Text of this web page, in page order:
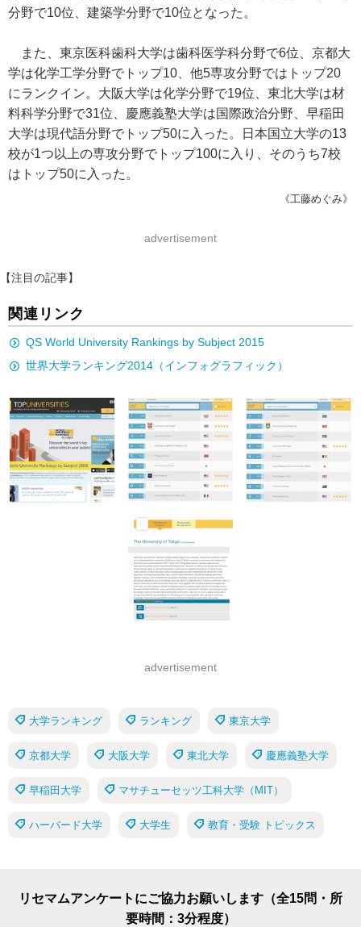
分野で10位、建築学分野で10位となった。
また、東京医科歯科大学は歯科医学科分野で6位、京都大
学は化学工学分野でトップ10、他5専攻分野ではトップ20
にランクイン。大阪大学は化学分野で19位、東北大学は材
料科学分野で31位、慶應義塾大学は国際政治分野、早稲田
大学は現代語分野でトップ50に入った。日本国立大学の13
校が1つ以上の専攻分野でトップ100に入り、そのうち7校
はトップ50に入った。
《工藤めぐみ》
advertisement
【注目の記事】
関連リンク
QS World University Rankings by Subject 2015
世界大学ランキング2014（インフォグラフィック）
advertisement
大学ランキング ランキング 東京大学
京都大学 大阪大学 東北大学 慶應義塾大学
早稲田大学 マサチューセッツ工科大学（MIT）
ハーバード大学 大学生 教育・受験 トピックス
リセマムアンケートにご協力お願いします（全15問・所
要時間：3分程度）